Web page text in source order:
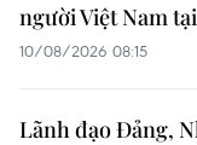
người Việt Nam
10/08/2026 08:15
Lãnh đạo Đảng,